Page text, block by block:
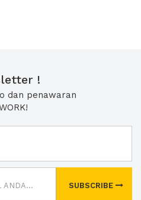
!
dan penawaran
SUBSCRIBE